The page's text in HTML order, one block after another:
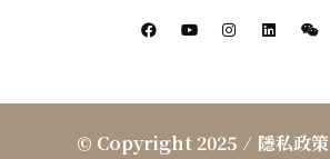
© Copyright 2025 隱私政策